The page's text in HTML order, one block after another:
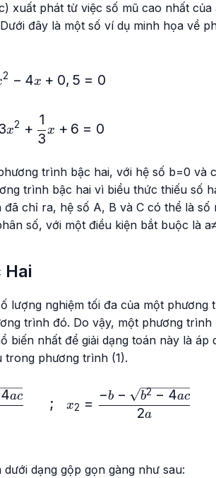
xuất phát từ việc số mũ cao nhất của
đây là một số ví dụ minh họa về
2x²-4x+0,5=0
2 − 4x + 0, 5 = 0
-3x²+\frac{1}{3}x+6=0
x2 +
3
1
x + 6 = 0
trình bậc hai, với hệ số b=0 và
trình bậc hai vì biểu thức thiếu số
chỉ ra, hệ số A, B và C có thể là số
số, với một điều kiện bắt buộc là
Hai
lượng nghiệm tối đa của một phương
trình đó. Do vậy, một phương trình
biến nhất để giải dạng toán này là áp
trong phương trình (1).
x₁=\frac{-b+\sqrt{b²-
4ac ; x2 =
2a
−b − b2 −4ac
dạng gộp gọn gàng như sau: